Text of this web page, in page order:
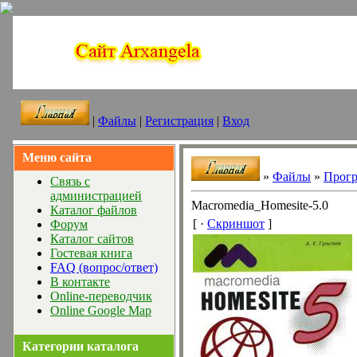
| Файлы | Регистрация | Вход
Меню сайта
Связь с
администрацией
Каталог файлов
Форум
Каталог сайтов
Гостевая книга
FAQ (вопрос/ответ)
В контакте
Online-переводчик
Online Google Map
Категории каталога
» Файлы »
Macromedia_Homesite-5.0
[ · Скриншот ]